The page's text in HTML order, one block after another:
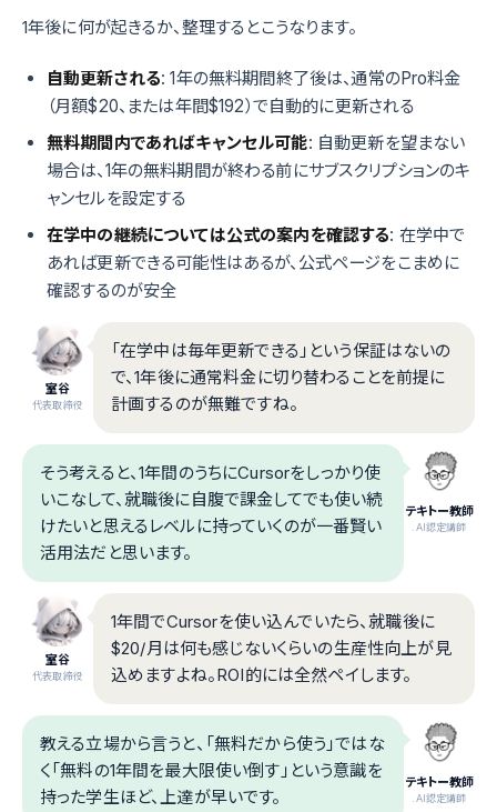
1年後に何が起きるか、整理するとこうなります。
自動更新される: 1年の無料期間終了後は、通常のPro料金
（月額$20、または年間$192）で自動的に更新される
無料期間内であればキャンセル可能: 自動更新を望まない
場合は、1年の無料期間が終わる前にサブスクリプションのキ
ャンセルを設定する
在学中の継続については公式の案内を確認する: 在学中で
あれば更新できる可能性はあるが、公式ページをこまめに
確認するのが安全
室谷
代表取締役
「在学中は毎年更新できる」という保証はないの
で、1年後に通常料金に切り替わることを前提に
計画するのが無難ですね。
テキトー教師
.AI認定講師
そう考えると、1年間のうちにCursorをしっかり使
いこなして、就職後に自腹で課金してでも使い続
けたいと思えるレベルに持っていくのが一番賢い
活用法だと思います。
室谷
代表取締役
1年間でCursorを使い込んでいたら、就職後に
$20/月は何も感じないくらいの生産性向上が見
込めますよね。ROI的には全然ペイします。
テキトー教師
.AI認定講師
教える立場から言うと、「無料だから使う」ではな
く「無料の1年間を最大限使い倒す」という意識を
持った学生ほど、上達が早いです。